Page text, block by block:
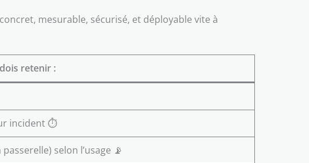
mesurable, sécurisé, et déployable vite à
retenir :
incident ⏱️
selon l’usage 📡